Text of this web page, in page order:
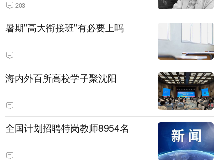
203
暑期"高大衔接班"有必要上吗
海内外百所高校学子聚沈阳
全国计划招聘特岗教师8954名